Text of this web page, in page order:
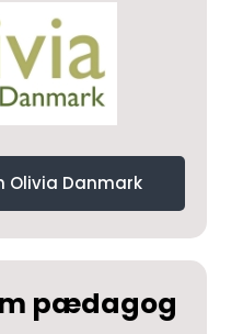
Olivia Danmark
pædagog